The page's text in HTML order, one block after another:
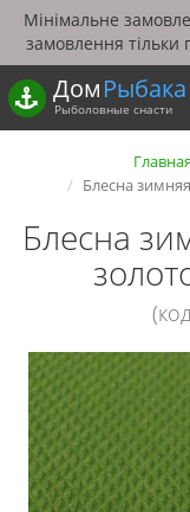
Мінімальне
замовлення
ДомРыбака
Рыболовные снасти
Главная
Блесна
Блесна